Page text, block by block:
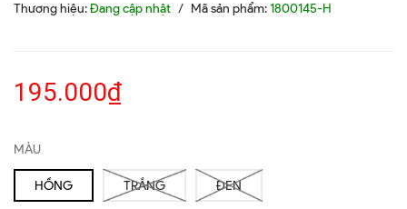
Thương hiệu:Đang cập nhật / Mã sản phẩm:1800145-H
195.000₫
MÀU
HỒNG TRẮNG ĐEN